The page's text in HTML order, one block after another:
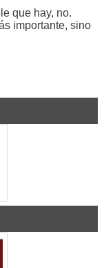
que hay, no.
importante, sino